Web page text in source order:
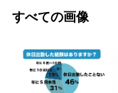
すべての画像